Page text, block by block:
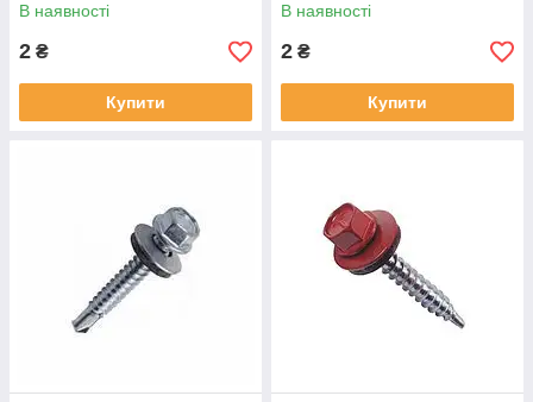
В наявності
2 ₴
Купити
В наявності
2 ₴
Купити